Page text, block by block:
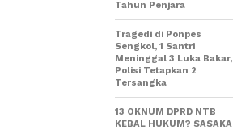
Tahun Penjara
Tragedi di Ponpes
Sengkol, 1 Santri
Meninggal 3 Luka Bakar,
Polisi Tetapkan 2
Tersangka
13 OKNUM DPRD NTB
KEBAL HUKUM? SASAKA